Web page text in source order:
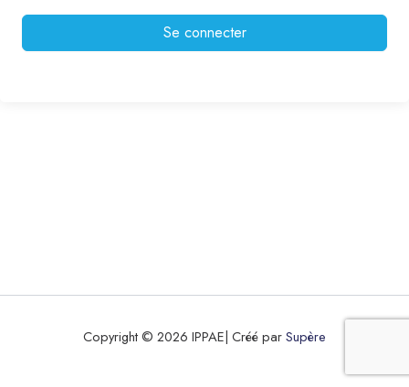
Se connecter
Copyright © 2026 IPPAE| Créé parSupère